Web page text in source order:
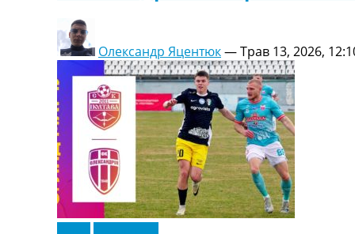
Олександр Яцентюк—Трав 13, 2026,